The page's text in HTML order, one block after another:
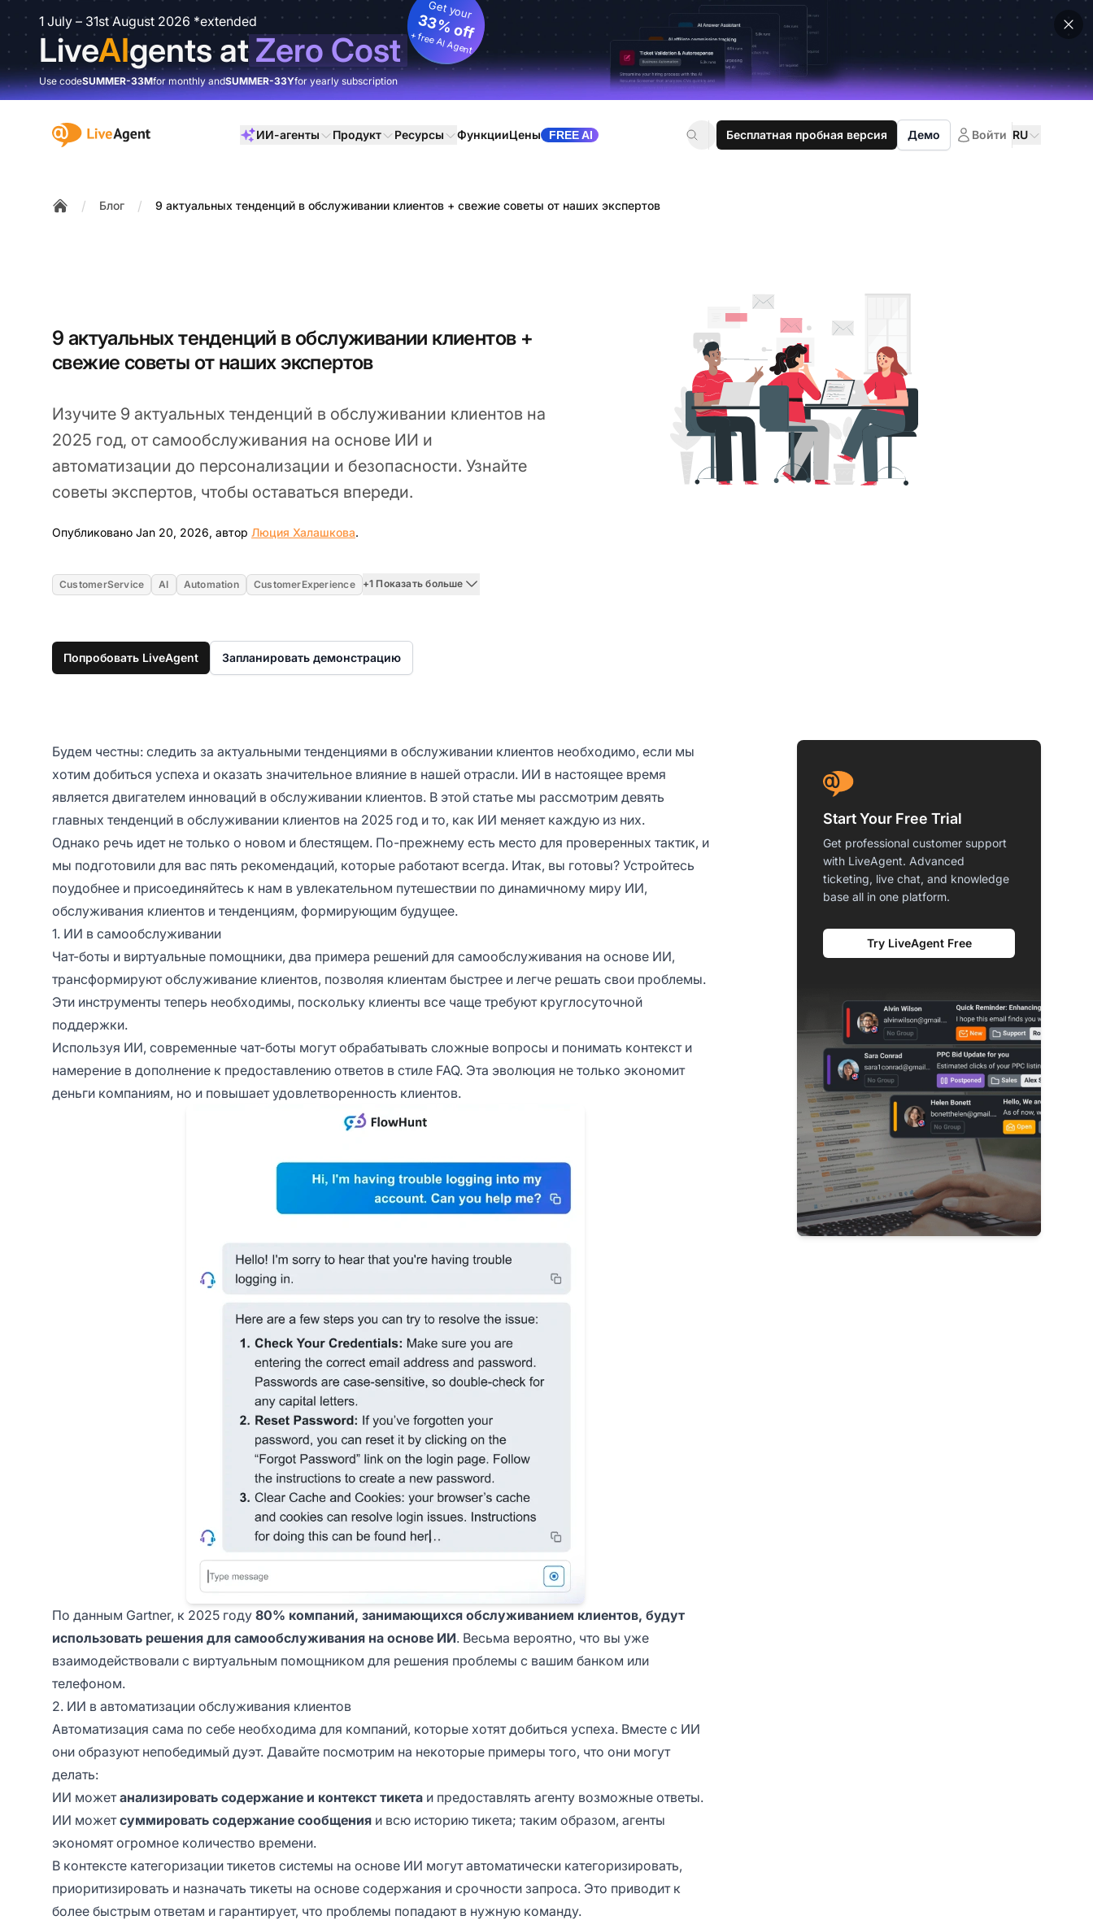
1 July – 31st August 2026 *extended
LiveAIgents atZero Cost
Get your
33% off
+ free AI Agent
Use codeSUMMER-33Mfor monthly andSUMMER-33Yfor yearly subscription
:site.title ИИ-агенты Продукт Ресурсы ФункцииЦены FREE AI Бесплатная пробная версия Демо Войти RU
/ Блог / 9 актуальных тенденций в обслуживании клиентов + свежие советы от наших экспертов
9 актуальных тенденций в обслуживании клиентов +
свежие советы от наших экспертов
Изучите 9 актуальных тенденций в обслуживании клиентов на
2025 год, от самообслуживания на основе ИИ и
автоматизации до персонализации и безопасности. Узнайте
советы экспертов, чтобы оставаться впереди.
Опубликовано Jan 20, 2026, автор Люция Халашкова.
CustomerService AI Automation CustomerExperience +1 Показать больше
Попробовать LiveAgent Запланировать демонстрацию
Будем честны: следить за актуальными тенденциями в обслуживании клиентов необходимо, если мы
хотим добиться успеха и оказать значительное влияние в нашей отрасли. ИИ в настоящее время
является двигателем инноваций в обслуживании клиентов. В этой статье мы рассмотрим девять
главных тенденций в обслуживании клиентов на 2025 год и то, как ИИ меняет каждую из них.
Однако речь идет не только о новом и блестящем. По-прежнему есть место для проверенных тактик, и
мы подготовили для вас пять рекомендаций, которые работают всегда. Итак, вы готовы? Устройтесь
поудобнее и присоединяйтесь к нам в увлекательном путешествии по динамичному миру ИИ,
обслуживания клиентов и тенденциям, формирующим будущее.
1. ИИ в самообслуживании
Чат-боты и виртуальные помощники, два примера решений для самообслуживания на основе ИИ,
трансформируют обслуживание клиентов, позволяя клиентам быстрее и легче решать свои проблемы.
Эти инструменты теперь необходимы, поскольку клиенты все чаще требуют круглосуточной
поддержки.
Используя ИИ, современные чат-боты могут обрабатывать сложные вопросы и понимать контекст и
намерение в дополнение к предоставлению ответов в стиле FAQ. Эта эволюция не только экономит
деньги компаниям, но и повышает удовлетворенность клиентов.
По данным Gartner, к 2025 году 80% компаний, занимающихся обслуживанием клиентов, будут
использовать решения для самообслуживания на основе ИИ. Весьма вероятно, что вы уже
взаимодействовали с виртуальным помощником для решения проблемы с вашим банком или
телефоном.
2. ИИ в автоматизации обслуживания клиентов
Автоматизация сама по себе необходима для компаний, которые хотят добиться успеха. Вместе с ИИ
они образуют непобедимый дуэт. Давайте посмотрим на некоторые примеры того, что они могут
делать:
ИИ можетанализировать содержание и контекст тикета и предоставлять агенту возможные ответы.
ИИ можетсуммировать содержание сообщения и всю историю тикета; таким образом, агенты
экономят огромное количество времени.
В контексте категоризации тикетов системы на основе ИИ могут автоматически категоризировать,
приоритизировать и назначать тикеты на основе содержания и срочности запроса. Это приводит к
более быстрым ответам и гарантирует, что проблемы попадают в нужную команду.
Start Your Free Trial
Get professional customer support
with LiveAgent. Advanced
ticketing, live chat, and knowledge
base all in one platform.
Try LiveAgent Free